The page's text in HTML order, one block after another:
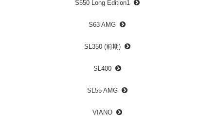
S550 Long Edition1
S63 AMG
SL350 (前期)
SL400
SL55 AMG
VIANO